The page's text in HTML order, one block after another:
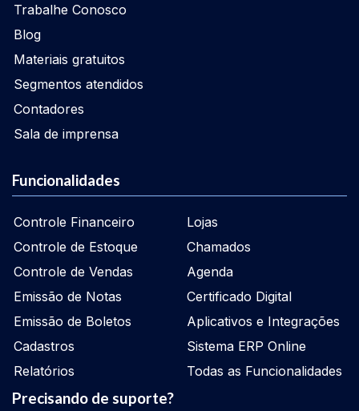
Trabalhe Conosco
Blog
Materiais gratuitos
Segmentos atendidos
Contadores
Sala de imprensa
Funcionalidades
Controle Financeiro
Controle de Estoque
Controle de Vendas
Emissão de Notas
Emissão de Boletos
Cadastros
Relatórios
Lojas
Chamados
Agenda
Certificado Digital
Aplicativos e Integrações
Sistema ERP Online
Todas as Funcionalidades
Precisando de suporte?